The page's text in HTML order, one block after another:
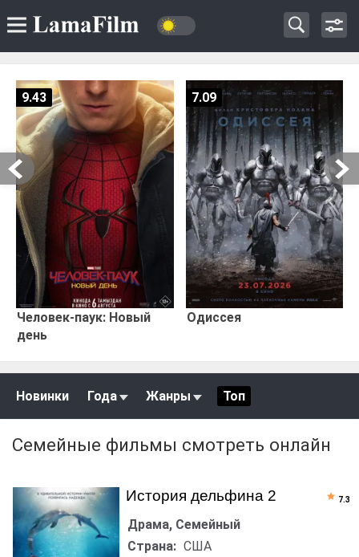
Человек-паук: Новый
день
9.43
Одиссея
7.09
Новинки Года Жанры Топ
Семейные фильмы смотреть онлайн
История дельфина 2
Драма, Семейный
Страна: США
7.3